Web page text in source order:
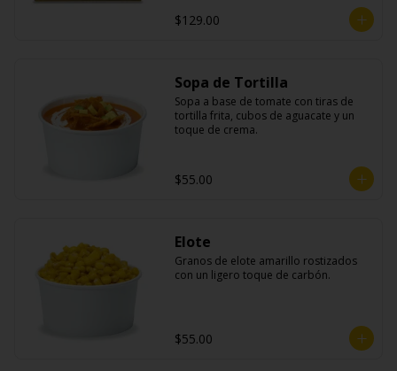
$129.00
Sopa de Tortilla
Sopa a base de tomate con tiras de
tortilla frita, cubos de aguacate y un
toque de crema.
$55.00
Elote
Granos de elote amarillo rostizados
con un ligero toque de carbón.
$55.00